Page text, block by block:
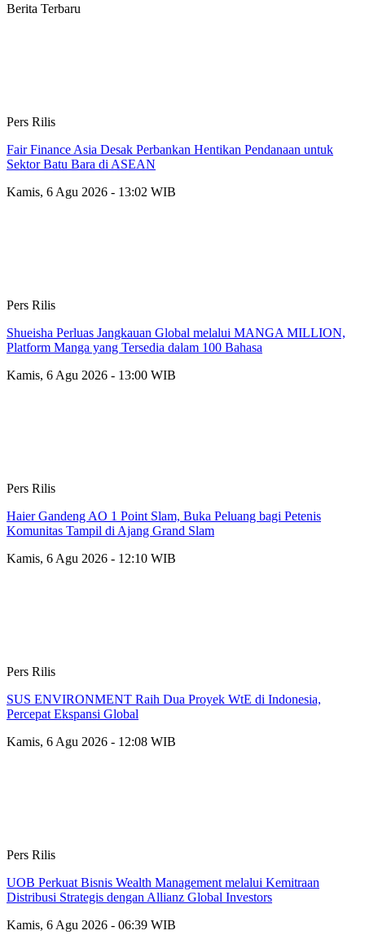
Berita Terbaru
Pers Rilis
Fair Finance Asia Desak Perbankan Hentikan Pendanaan untuk
Sektor Batu Bara di ASEAN
Kamis, 6 Agu 2026 - 13:02 WIB
Pers Rilis
Shueisha Perluas Jangkauan Global melalui MANGA MILLION,
Platform Manga yang Tersedia dalam 100 Bahasa
Kamis, 6 Agu 2026 - 13:00 WIB
Pers Rilis
Haier Gandeng AO 1 Point Slam, Buka Peluang bagi Petenis
Komunitas Tampil di Ajang Grand Slam
Kamis, 6 Agu 2026 - 12:10 WIB
Pers Rilis
SUS ENVIRONMENT Raih Dua Proyek WtE di Indonesia,
Percepat Ekspansi Global
Kamis, 6 Agu 2026 - 12:08 WIB
Pers Rilis
UOB Perkuat Bisnis Wealth Management melalui Kemitraan
Distribusi Strategis dengan Allianz Global Investors
Kamis, 6 Agu 2026 - 06:39 WIB